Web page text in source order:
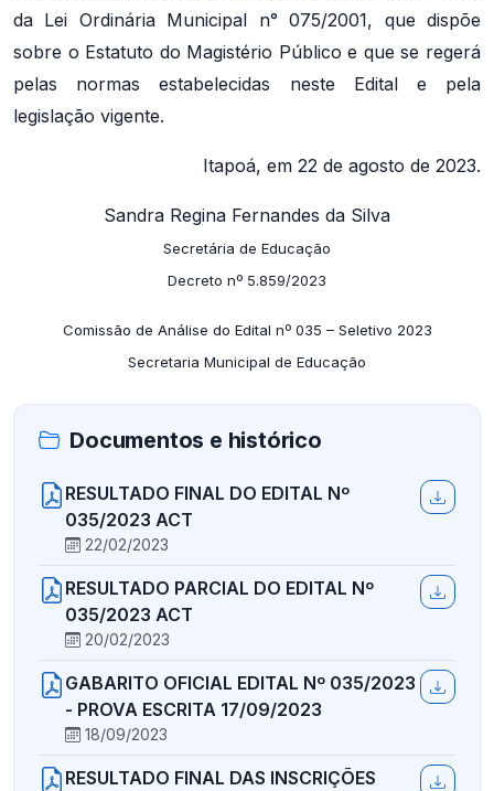
da Lei Ordinária Municipal n° 075/2001, que dispõe
sobre o Estatuto do Magistério Público e que se regerá
pelas normas estabelecidas neste Edital e pela
legislação vigente.
Itapoá, em 22 de agosto de 2023.
Sandra Regina Fernandes da Silva
Secretária de Educação
Decreto nº 5.859/2023
Comissão de Análise do Edital nº 035 – Seletivo 2023
Secretaria Municipal de Educação
Documentos e histórico
RESULTADO FINAL DO EDITAL Nº
035/2023 ACT
22/02/2023
RESULTADO PARCIAL DO EDITAL Nº
035/2023 ACT
20/02/2023
GABARITO OFICIAL EDITAL Nº 035/2023
- PROVA ESCRITA 17/09/2023
18/09/2023
RESULTADO FINAL DAS INSCRIÇÕES